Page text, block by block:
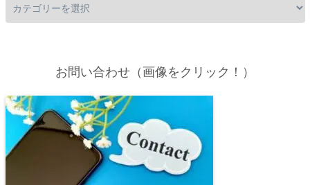
お問い合わせ（画像をクリック！）